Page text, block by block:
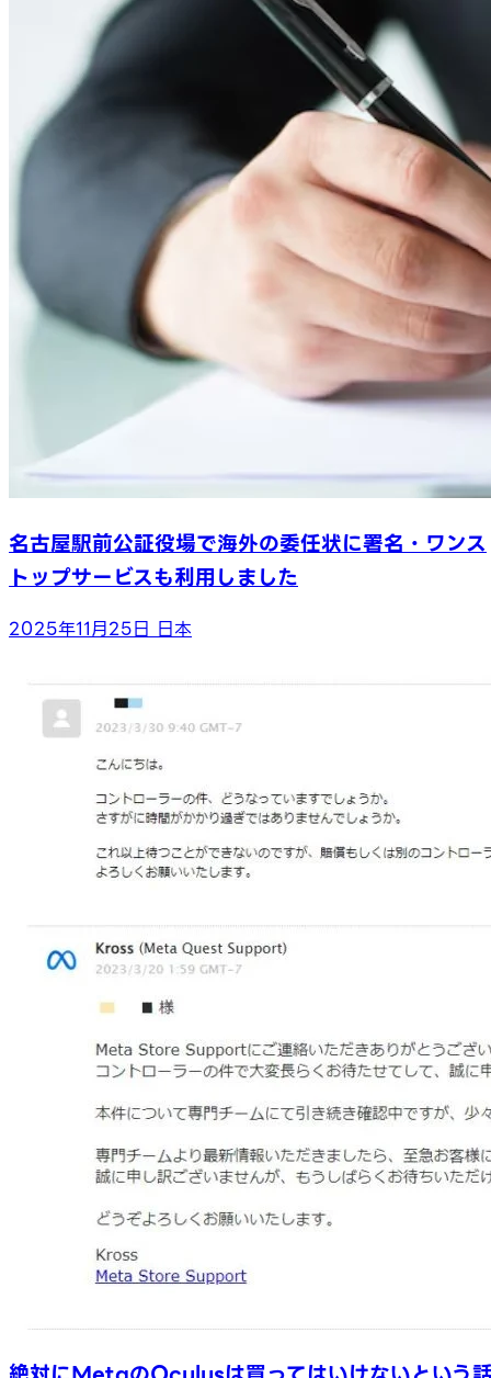
名古屋駅前公証役場で海外の委任状に署名・ワンス
トップサービスも利用しました
2025年11月25日 日本